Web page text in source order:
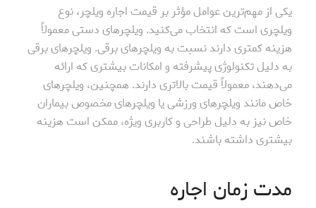
یکی از مهم‌ترین عوامل مؤثر بر قیمت اجاره ویلچر، نوع
ویلچری است که انتخاب می‌کنید. ویلچرهای دستی معمولاً
هزینه کمتری دارند نسبت به ویلچرهای برقی. ویلچرهای برقی
به دلیل تکنولوژی پیشرفته و امکانات بیشتری که ارائه
می‌دهند، معمولاً قیمت بالاتری دارند. همچنین، ویلچرهای
خاص مانند ویلچرهای ورزشی یا ویلچرهای مخصوص بیماران
خاص نیز به دلیل طراحی و کاربری ویژه، ممکن است هزینه
بیشتری داشته باشند.
مدت زمان اجاره